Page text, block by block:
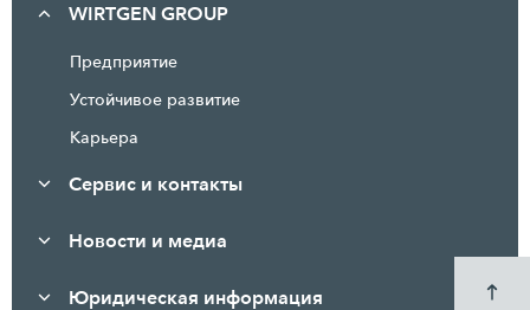
WIRTGEN GROUP
Предприятие
Устойчивое развитие
Карьера
Сервис и контакты
Новости и медиа
Юридическая информация